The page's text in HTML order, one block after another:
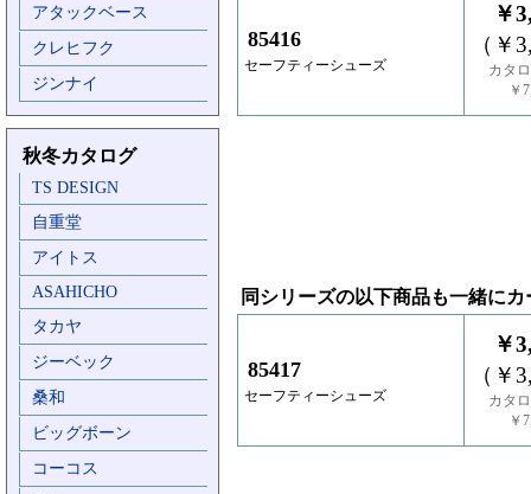
アタックベース
クレヒフク
ジンナイ
秋冬カタログ
TS DESIGN
自重堂
アイトス
ASAHICHO
タカヤ
ジーベック
桑和
ビッグボーン
コーコス
85416
セーフティーシューズ
￥
（￥
カタ
￥
同シリーズの以下商品も一緒に
85417
セーフティーシューズ
￥
（￥
カタ
￥